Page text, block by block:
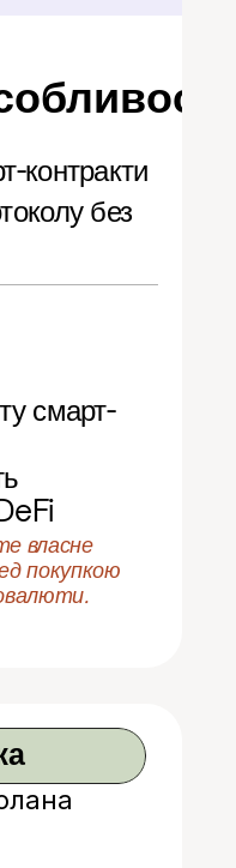
контракти
без
смарт-
власне
покупкою